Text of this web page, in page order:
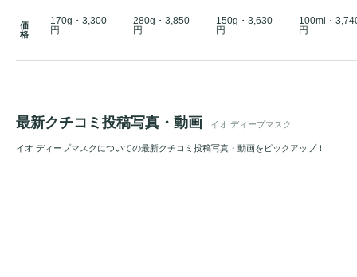
価
格
170g・3,300
円
280g・3,850
円
150g・3,630
円
100ml・
円
最新クチコミ投稿写真・動画 イオ ディープマスク
イオ ディープマスクについての最新クチコミ投稿写真・動画をピックアップ！